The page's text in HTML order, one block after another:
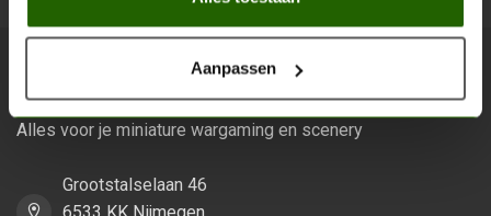
Aanpassen
Scenery Workshop BV
Alles voor je miniature wargaming en scenery
Grootstalselaan 46
6533 KK Nijmegen